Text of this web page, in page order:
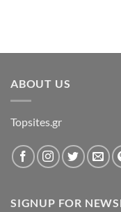
ABOUT US
Topsites.gr
SIGNUP FOR